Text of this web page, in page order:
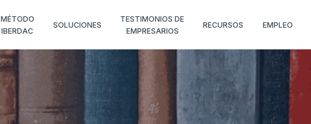
MÉTODO
IBERDAC
SOLUCIONES
TESTIMONIOS DE
EMPRESARIOS
RECURSOS EMPLEO